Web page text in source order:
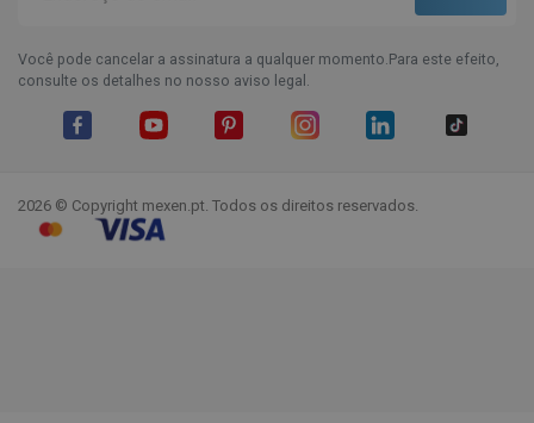
Você pode cancelar a assinatura a qualquer momento.Para este efeito,
consulte os detalhes no nosso aviso legal.
2026 © Copyright mexen.pt. Todos os direitos reservados.